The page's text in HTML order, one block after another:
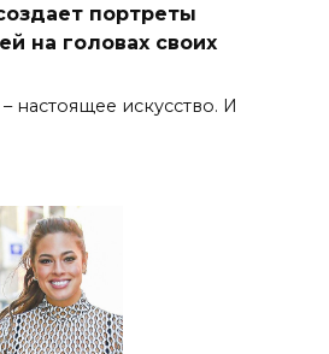
портреты
на головах своих
настоящее искусство. И